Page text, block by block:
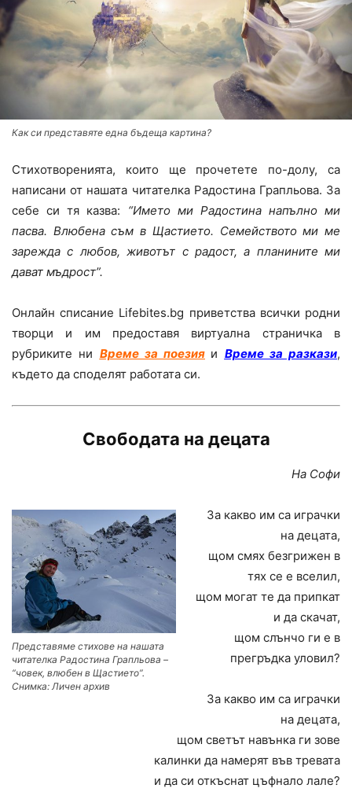
Как си представяте една бъдеща картина?
Стихотворенията, които ще прочетете по-долу, са
написани от нашата читателка Радостина Грапльова. За
себе си тя казва: “Името ми Радостина напълно ми
пасва. Влюбена съм в Щастието. Семейството ми ме
зарежда с любов, животът с радост, а планините ми
дават мъдрост”.
Онлайн списание Lifebites.bg приветства всички родни
творци и им предоставя виртуална страничка в
рубриките ни Време за поезия и Време за разкази,
където да споделят работата си.
Свободата на децата
На Софи
Представяме стихове на нашата
читателка Радостина Грапльова –
“човек, влюбен в Щастието”.
Снимка: Личен архив
За какво им са играчки
на децата,
щом смях безгрижен в
тях се е вселил,
щом могат те да припкат
и да скачат,
щом слънчо ги е в
прегръдка уловил?
За какво им са играчки
на децата,
щом светът навънка ги зове
калинки да намерят във тревата
и да си откъснат цъфнало лале?